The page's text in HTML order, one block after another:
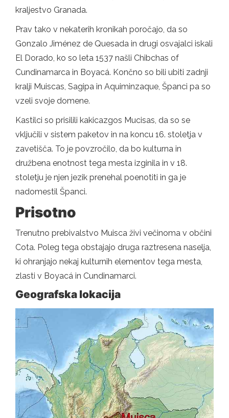
kraljestvo Granada.
Prav tako v nekaterih kronikah poročajo, da so
Gonzalo Jiménez de Quesada in drugi osvajalci iskali
El Dorado, ko so leta 1537 našli Chibchas of
Cundinamarca in Boyacá. Končno so bili ubiti zadnji
kralji Muiscas, Sagipa in Aquiminzaque, Španci pa so
vzeli svoje domene.
Kastilci so prisilili kakicazgos Mucisas, da so se
vključili v sistem paketov in na koncu 16. stoletja v
zavetišča. To je povzročilo, da bo kulturna in
družbena enotnost tega mesta izginila in v 18.
stoletju je njen jezik prenehal poenotiti in ga je
nadomestil Španci.
Prisotno
Trenutno prebivalstvo Muisca živi večinoma v občini
Cota. Poleg tega obstajajo druga raztresena naselja,
ki ohranjajo nekaj kulturnih elementov tega mesta,
zlasti v Boyacá in Cundinamarci.
Geografska lokacija